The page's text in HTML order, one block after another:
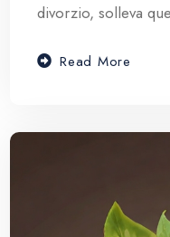
divorzio, solleva
Read More